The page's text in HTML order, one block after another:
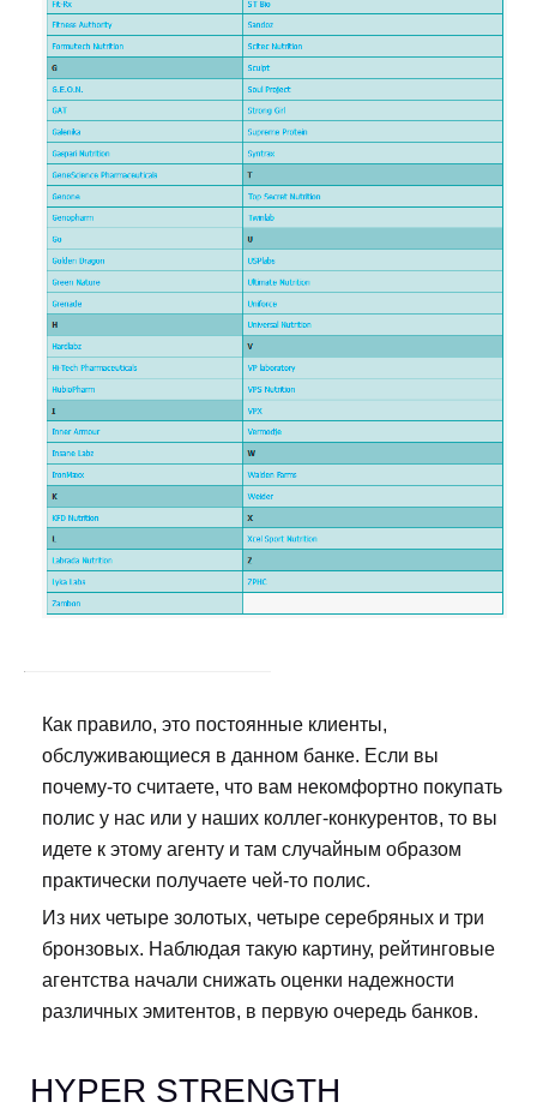
Как правило, это постоянные клиенты,
обслуживающиеся в данном банке. Если вы
почему-то считаете, что вам некомфортно покупать
полис у нас или у наших коллег-конкурентов, то вы
идете к этому агенту и там случайным образом
практически получаете чей-то полис.
Из них четыре золотых, четыре серебряных и три
бронзовых. Наблюдая такую картину, рейтинговые
агентства начали снижать оценки надежности
различных эмитентов, в первую очередь банков.
HYPER STRENGTH